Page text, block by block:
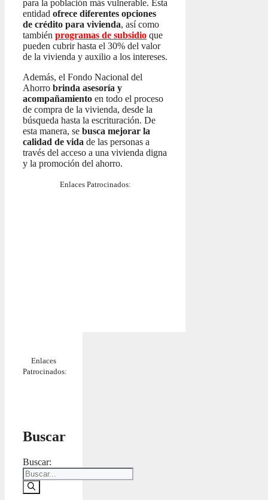
para la población más vulnerable. Esta
entidad ofrece diferentes opciones
de crédito para vivienda, así como
también programas de subsidio que
pueden cubrir hasta el 30% del valor
de la vivienda y auxilio a los intereses.
Además, el Fondo Nacional del
Ahorro brinda asesoría y
acompañamiento en todo el proceso
de compra de la vivienda, desde la
búsqueda hasta la escrituración. De
esta manera, se busca mejorar la
calidad de vida de las personas a
través del acceso a una vivienda digna
y la promoción del ahorro.
Enlaces Patrocinados:
Enlaces
Patrocinados:
Buscar
Buscar: